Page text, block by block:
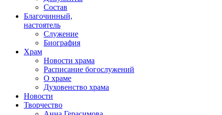
Состав
Благочинный,
настоятель
Служение
Биография
Храм
Новости храма
Расписание богослужений
О храме
Духовенство храма
Новости
Творчество